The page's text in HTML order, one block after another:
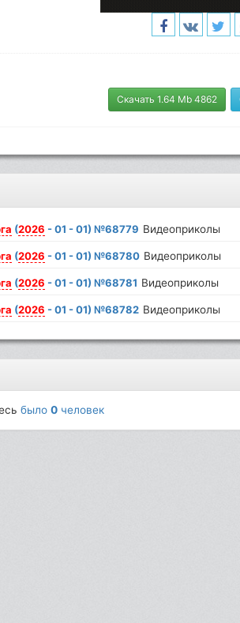
Скачать 1.64 Mb 4862
(2026 - 01 - 01) №68779 Видеоприколы
(2026 - 01 - 01) №68780 Видеоприколы
(2026 - 01 - 01) №68781 Видеоприколы
(2026 - 01 - 01) №68782 Видеоприколы
было0 человек